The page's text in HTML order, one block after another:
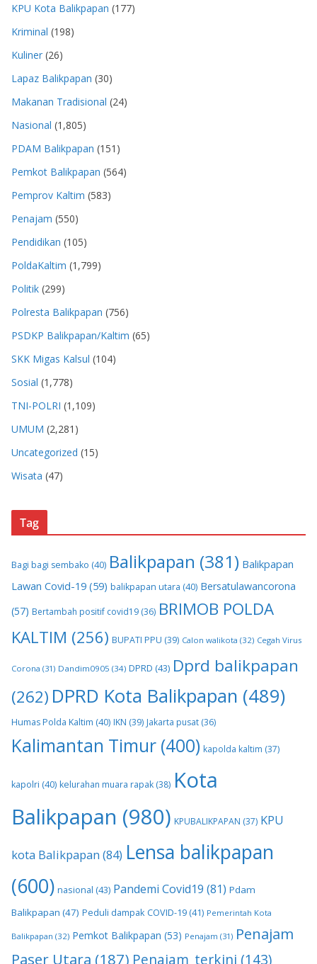
KPU Kota Balikpapan (177)
Kriminal (198)
Kuliner (26)
Lapaz Balikpapan (30)
Makanan Tradisional (24)
Nasional (1,805)
PDAM Balikpapan (151)
Pemkot Balikpapan (564)
Pemprov Kaltim (583)
Penajam (550)
Pendidikan (105)
PoldaKaltim (1,799)
Politik (299)
Polresta Balikpapan (756)
PSDKP Balikpapan/Kaltim (65)
SKK Migas Kalsul (104)
Sosial (1,778)
TNI-POLRI (1,109)
UMUM (2,281)
Uncategorized (15)
Wisata (47)
Tag
Bagi bagi sembako (40) Balikpapan (381) Balikpapan
Lawan Covid-19 (59) balikpapan utara (40) Bersatulawancorona
(57) Bertambah positif covid19 (36) BRIMOB POLDA
KALTIM (256) BUPATI PPU (39) Calon walikota (32) Cegah Virus
Corona (31) Dandim0905 (34) DPRD (43) Dprd balikpapan
(262) DPRD Kota Balikpapan (489)
Humas Polda Kaltim (40) IKN (39) Jakarta pusat (36)
Kalimantan Timur (400) kapolda kaltim (37)
kapolri (40) kelurahan muara rapak (38) Kota
Balikpapan (980) KPUBALIKPAPAN (37) KPU
kota Balikpapan (84) Lensa balikpapan
(600) nasional (43) Pandemi Covid19 (81) Pdam
Balikpapan (47) Peduli dampak COVID-19 (41) Pemerintah Kota
Balikpapan (32) Pemkot Balikpapan (53) Penajam (31) Penajam
Paser Utara (187) Penajam_terkini (143)